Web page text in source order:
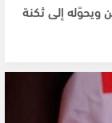
ويحوّله إلى ثكنة